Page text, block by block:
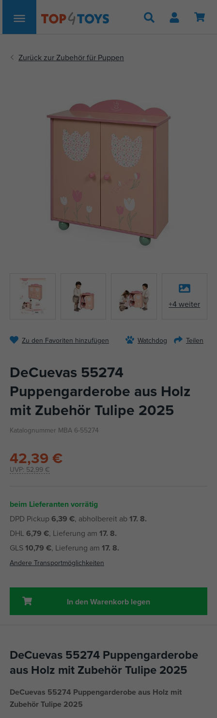
Suche
+4 weiter
Zu den Favoriten hinzufügen Watchdog Teilen
DeCuevas 55274
Puppengarderobe aus Holz
mit Zubehör Tulipe 2025
Katalognummer MBA 6-55274
UVP: 52,99 €
42,39 €
beim Lieferanten vorrätig
DPD Pickup 6,39 €, abholbereit ab 17. 8.
DHL6,79 €, Lieferung am 17. 8.
GLS10,79 €, Lieferung am 17. 8.
Andere Transportmöglichkeiten
In den Warenkorb legen
DeCuevas 55274 Puppengarderobe
aus Holz mit Zubehör Tulipe 2025
DeCuevas 55274 Puppengarderobe aus Holz mit
Zubehör Tulipe 2025